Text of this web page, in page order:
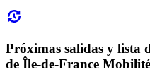
Próximas salidas y lista
de Île-de-France